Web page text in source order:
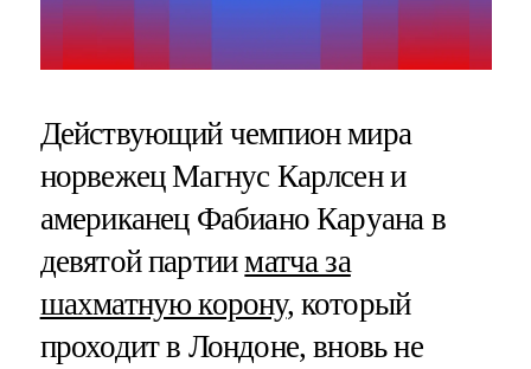
Действующий чемпион мира
норвежец Магнус Карлсен и
американец Фабиано Каруана в
девятой партииматча за
шахматную корону, который
проходит в Лондоне, вновь не